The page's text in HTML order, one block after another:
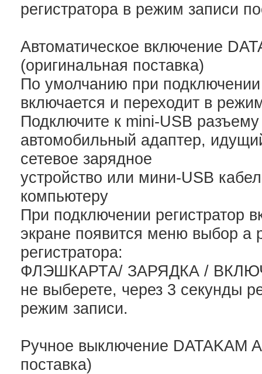
регистратора в режим записи
Автоматическое включение
(оригинальная поставка)
По умолчанию при подключении
включается и переходит в
Подключите к mini-USB разъему
автомобильный адаптер,
сетевое зарядное
устройство или мини-USB
компьютеру
При подключении регистратор
экране появится меню выбор а
регистратора:
ФЛЭШКАРТА/ ЗАРЯДКА /
не выберете, через 3 секунды
режим записи.
Ручное выключение DATAKAM
поставка)